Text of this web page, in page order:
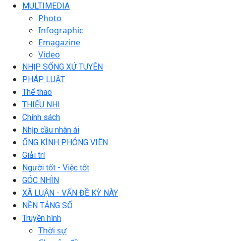
MULTIMEDIA
Photo
Infographic
Emagazine
Video
NHỊP SỐNG XỨ TUYÊN
PHÁP LUẬT
Thể thao
THIẾU NHI
Chính sách
Nhịp cầu nhân ái
ỐNG KÍNH PHÓNG VIÊN
Giải trí
Người tốt - Việc tốt
GÓC NHÌN
XÃ LUẬN - VẤN ĐỀ KỲ NÀY
NỀN TẢNG SỐ
Truyền hình
Thời sự